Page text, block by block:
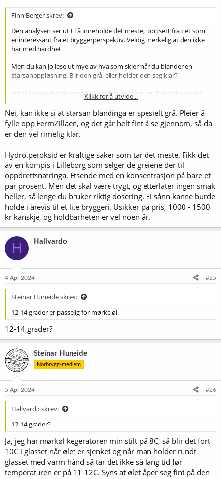
Finn Berger skrev:
Den analysen ser ut til å inneholde det meste, bortsett fra det som
er interessant fra et bryggerperspektiv. Veldig merkelig at den ikke
har med hardhet.
Men du kan jo lese ut mye av hva som skjer når du blander en
starsanoppløsning. Blir den grå, eller holder den seg klar?
https://www.felleskjopet.no/husdyr/...joering-og-desinfeksjon/cid-
Virker jo som om det skulle funke, ja. Pris?
Holdbarhet på løsning?
Og så ser det jo skummelt ut, da. Starsan er jo ikke så agressivt
Klikk for å utvide...
Nei, kan ikke si at starsan blandinga er spesielt grå. Pleier å
fylle opp FermZillaen, og det går helt fint å se gjennom, så da
er den vel rimelig klar.
Hydro.peroksid er kraftige saker som tar det meste. Fikk det
av en kompis i Lilleborg som selger de greiene der til
oppdrettsnæringa. Etsende med en konsentrasjon på bare et
par prosent. Men det skal være trygt, og etterlater ingen smak
heller, så lenge du bruker riktig dosering. Ei sånn kanne burde
holde i årevis til et lite bryggeri. Usikker på pris, 1000 - 1500
kr kanskje, og holdbarheten er vel noen år.
H Hallvardo
4 Apr 2024 #25
Steinar Huneide skrev:
12-14 grader er passelig for mørke øl.
12-14 grader?
Steinar Huneide
Norbrygg-medlem
5 Apr 2024 #26
Hallvardo skrev:
12-14 grader?
Ja, jeg har mørkøl kegeratoren min stilt på 8C, så blir det fort
10C i glasset når ølet er sjenket og når man holder rundt
glasset med varm hånd så tar det ikke så lang tid før
temperaturen er på 11-12C. Syns at ølet åper seg fint på den